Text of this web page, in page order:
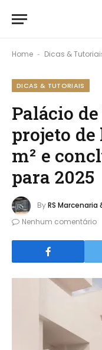
Home - Dicas &
DICAS & TUTORIAIS
Palácio
projeto de
m² e
para 2025
ByRS Marcenaria
Nenhum comentário